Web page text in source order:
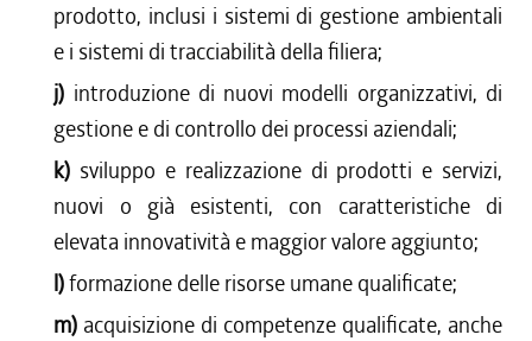
prodotto, inclusi i sistemi di gestione ambientali
e i sistemi di tracciabilità della filiera;
j) introduzione di nuovi modelli organizzativi, di
gestione e di controllo dei processi aziendali;
k) sviluppo e realizzazione di prodotti e servizi,
nuovi o già esistenti, con caratteristiche di
elevata innovatività e maggior valore aggiunto;
l)formazione delle risorse umane qualificate;
m) acquisizione di competenze qualificate, anche